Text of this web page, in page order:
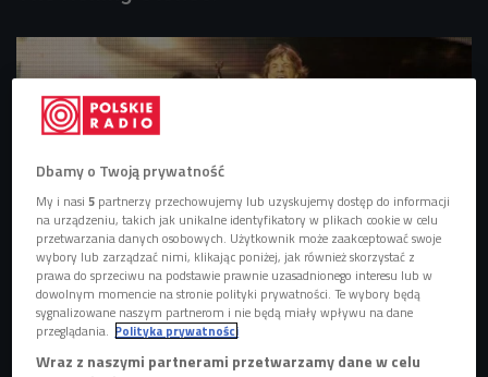
The Rolling Stones Foto: PAP-ALEX HOFFORD
Rodzimi muzycy przekonują, że zagraniczne gwiazdy na
Dbamy o Twoją prywatność
My i nasi5 partnerzy przechowujemy lub uzyskujemy dostęp do informacji
na urządzeniu, takich jak unikalne identyfikatory w plikach cookie w celu
przetwarzania danych osobowych. Użytkownik może zaakceptować swoje
wybory lub zarządzać nimi, klikając poniżej, jak również skorzystać z
prawa do sprzeciwu na podstawie prawnie uzasadnionego interesu lub w
dowolnym momencie na stronie polityki prywatności. Te wybory będą
sygnalizowane naszym partnerom i nie będą miały wpływu na dane
przeglądania. Polityka prywatności
Wraz z naszymi partnerami przetwarzamy dane w celu